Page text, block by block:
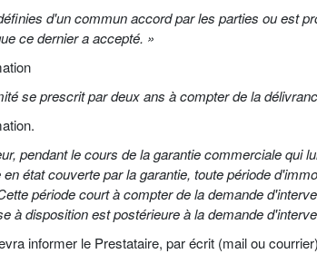
d'un commun accord par les parties ou est
ce dernier a accepté. »
se prescrit par deux ans à compter de la
pendant le cours de la garantie commerciale qui
état couverte par la garantie, toute période
période court à compter de la demande
à disposition est postérieure à la demande
informer le Prestataire, par écrit (mail ou